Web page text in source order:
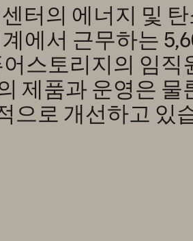
터의 에너지 및 탄
에서 근무하는
스토리지의 임직
제품과 운영은 물
으로 개선하고 있